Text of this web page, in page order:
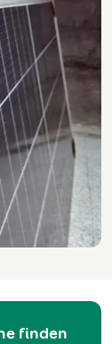
finden